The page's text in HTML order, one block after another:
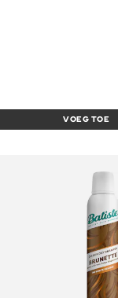
VOEG TOE